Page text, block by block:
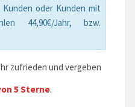
oder Kunden mit
44,90€/Jahr, bzw.
zufrieden und vergeben
5 Sterne.